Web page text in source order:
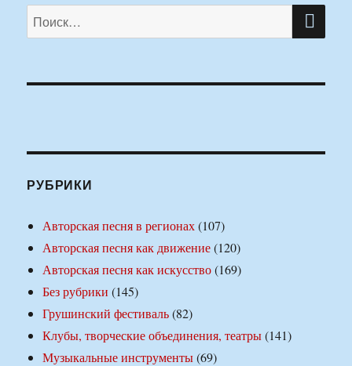
Искать:
РУБРИКИ
Авторская песня в регионах(107)
Авторская песня как движение(120)
Авторская песня как искусство(169)
Без рубрики (145)
Грушинский фестиваль(82)
Клубы, творческие объединения, театры(141)
Музыкальные инструменты(69)